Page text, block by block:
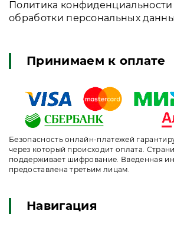
Политика
обработки персональных
Принимаем к оплате
Безопасность онлайн-платежей
через который происходит оплата.
поддерживает шифрование. Введенная
предоставлена третьим лицам.
Навигация